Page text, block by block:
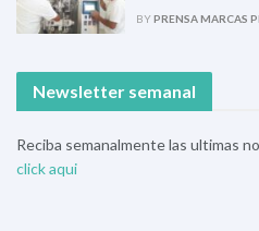
BYPRENSA MARCAS
Newsletter semanal
Reciba semanalmente las ultimas
click aqui